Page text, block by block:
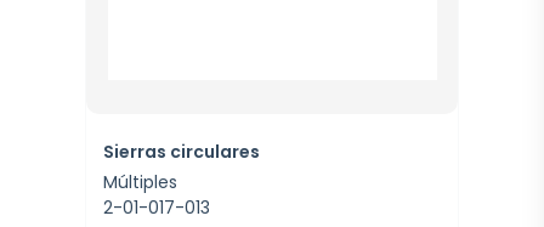
Sierras circulares
Múltiples
2-01-017-013